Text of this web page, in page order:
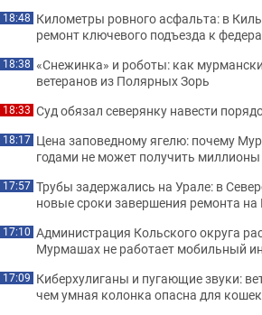
18:48 Километры ровного асфальта: в
ремонт ключевого подъезда к
18:38 «Снежинка» и роботы: как
ветеранов из Полярных Зорь
18:33 Суд обязал северянку навести
18:17 Цена заповедному ягелю: почему
годами не может получить
17:57 Трубы задержались на Урале: в
новые сроки завершения ремонта
17:10 Администрация Кольского округа
Мурмашах не работает мобильный
17:09 Киберхулиганы и пугающие звуки:
чем умная колонка опасна для